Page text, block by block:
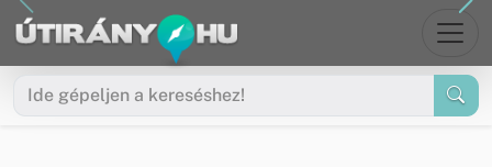
Ugrás a menüre
Ugrás a tartalomra